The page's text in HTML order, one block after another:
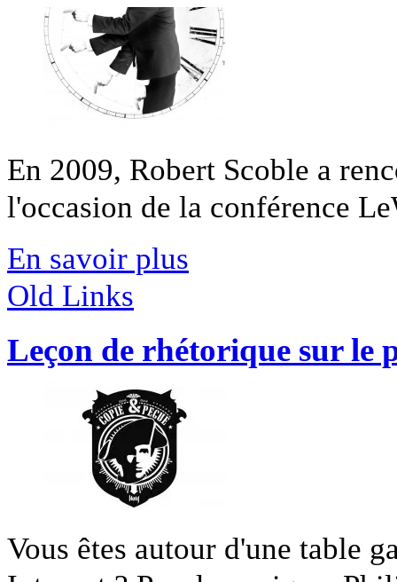
En 2009, Robert Scoble a
l'occasion de la conférence
En savoir plus
Old Links
Leçon de rhétorique sur le
Vous êtes autour d'une table